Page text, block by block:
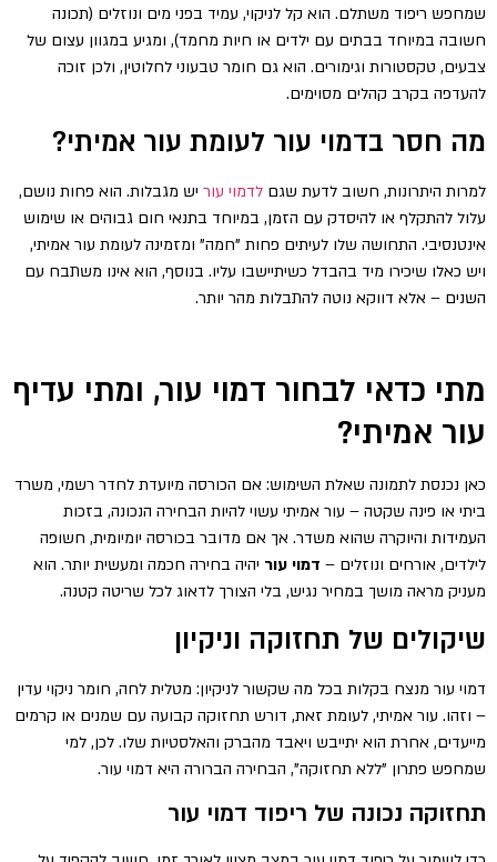
שמחפש ריפוד משתלם. הוא קל לניקוי, עמיד בפני מים ונוזלים (תכונה
חשובה במיוחד בבתים עם ילדים או חיות מחמד), ומגיע במגוון עצום של
צבעים, טקסטורות וגימורים. הוא גם חומר טבעוני לחלוטין, ולכן זוכה
להעדפה בקרב קהלים מסוימים.
מה חסר בדמוי עור לעומת עור אמיתי?
למרות היתרונות, חשוב לדעת שגם לדמוי עור יש מגבלות. הוא פחות נושם,
עלול להתקלף או להיסדק עם הזמן, במיוחד בתנאי חום גבוהים או שימוש
אינטנסיבי. התחושה שלו לעיתים פחות "חמה" ומזמינה לעומת עור אמיתי,
ויש כאלו שיכירו מיד בהבדל כשיתיישבו עליו. בנוסף, הוא אינו משתבח עם
השנים – אלא דווקא נוטה להתבלות מהר יותר.
מתי כדאי לבחור דמוי עור, ומתי עדיף
עור אמיתי?
כאן נכנסת לתמונה שאלת השימוש: אם הכורסה מיועדת לחדר רשמי, משרד
ביתי או פינה שקטה – עור אמיתי עשוי להיות הבחירה הנכונה, בזכות
העמידות והיוקרה שהוא משדר. אך אם מדובר בכורסה יומיומית, חשופה
לילדים, אורחים ונוזלים – דמוי עור יהיה בחירה חכמה ומעשית יותר. הוא
מעניק מראה מושך במחיר נגיש, בלי הצורך לדאוג לכל שריטה קטנה.
שיקולים של תחזוקה וניקיון
דמוי עור מנצח בקלות בכל מה שקשור לניקיון: מטלית לחה, חומר ניקוי עדין
– וזהו. עור אמיתי, לעומת זאת, דורש תחזוקה קבועה עם שמנים או קרמים
מייעדים, אחרת הוא יתייבש ויאבד מהברק והאלסטיות שלו. לכן, למי
שמחפש פתרון "ללא תחזוקה", הבחירה הברורה היא דמוי עור.
תחזוקה נכונה של ריפוד דמוי עור